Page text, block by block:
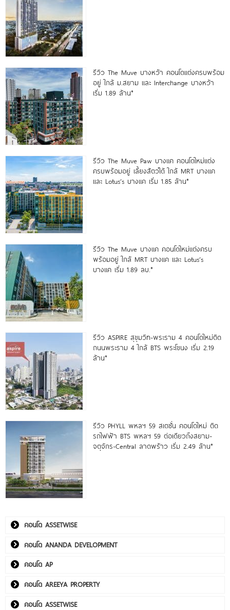
รีวิว The Muve บางหว้า คอนโดแต่งครบพร้อม
อยู่ ใกล้ ม.สยาม และ Interchange บางหว้า
เริ่ม 1.89 ล้าน*
รีวิว The Muve Paw บางแค คอนโดใหม่แต่ง
ครบพร้อมอยู่ เลี้ยงสัตว์ได้ ใกล้ MRT บางแค
และ Lotus’s บางแค เริ่ม 1.85 ล้าน*
รีวิว The Muve บางแค คอนโดใหม่แต่งครบ
พร้อมอยู่ ใกล้ MRT บางแค และ Lotus’s
บางแค เริ่ม 1.89 ลบ.*
รีวิว ASPIRE สุขุมวิท-พระราม 4 คอนโดใหม่ติด
ถนนพระราม 4 ใกล้ BTS พระโขนง เริ่ม 2.19
ล้าน*
รีวิว PHYLL พหลฯ 59 สเตชั่น คอนโดใหม่ ติด
รถไฟฟ้า BTS พหลฯ 59 ต่อเดียวถึงสยาม-
จตุจักร-Central ลาดพร้าว เริ่ม 2.49 ล้าน*
คอนโด ASSETWISE
คอนโด ANANDA DEVELOPMENT
คอนโด AP
คอนโด AREEYA PROPERTY
คอนโด ASSETWISE